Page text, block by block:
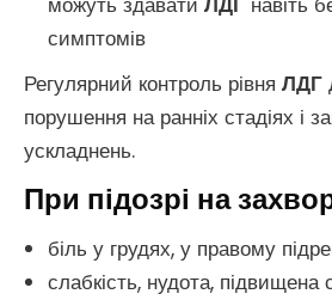
симптомів
Регулярний контроль рівня ЛДГ
порушення на ранніх стадіях і
ускладнень.
При підозрі на
біль у грудях, у правому
слабкість, нудота, підвищена